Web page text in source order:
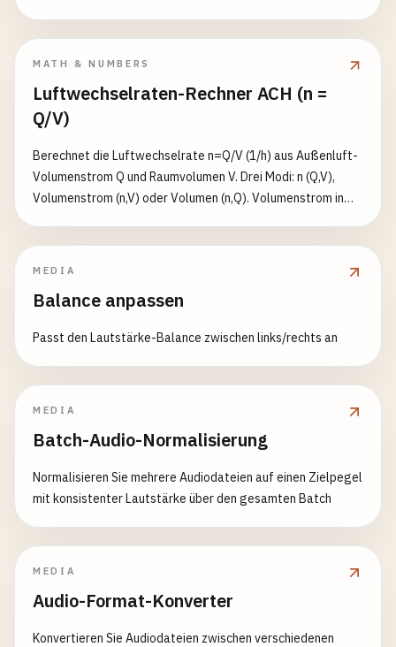
MATH & NUMBERS
Luftwechselraten-Rechner ACH (n =
Q/V)
Berechnet die Luftwechselrate n=Q/V (1/h) aus Außenluft-
Volumenstrom Q und Raumvolumen V. Drei Modi: n (Q,V),
Volumenstrom (n,V) oder Volumen (n,Q). Volumenstrom in
MEDIA
Balance anpassen
Passt den Lautstärke-Balance zwischen links/rechts an
MEDIA
Batch-Audio-Normalisierung
Normalisieren Sie mehrere Audiodateien auf einen Zielpegel
mit konsistenter Lautstärke über den gesamten Batch
MEDIA
Audio-Format-Konverter
Konvertieren Sie Audiodateien zwischen verschiedenen